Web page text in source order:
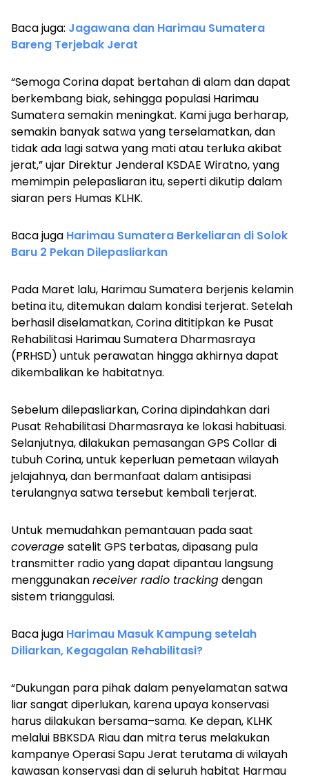
Baca juga: Jagawana dan Harimau Sumatera
Bareng Terjebak Jerat
“Semoga Corina dapat bertahan di alam dan dapat
berkembang biak, sehingga populasi Harimau
Sumatera semakin meningkat. Kami juga berharap,
semakin banyak satwa yang terselamatkan, dan
tidak ada lagi satwa yang mati atau terluka akibat
jerat,” ujar Direktur Jenderal KSDAE Wiratno, yang
memimpin pelepasliaran itu, seperti dikutip dalam
siaran pers Humas KLHK.
Baca juga Harimau Sumatera Berkeliaran di Solok
Baru 2 Pekan Dilepasliarkan
Pada Maret lalu, Harimau Sumatera berjenis kelamin
betina itu, ditemukan dalam kondisi terjerat. Setelah
berhasil diselamatkan, Corina dititipkan ke Pusat
Rehabilitasi Harimau Sumatera Dharmasraya
(PRHSD) untuk perawatan hingga akhirnya dapat
dikembalikan ke habitatnya.
Sebelum dilepasliarkan, Corina dipindahkan dari
Pusat Rehabilitasi Dharmasraya ke lokasi habituasi.
Selanjutnya, dilakukan pemasangan GPS Collar di
tubuh Corina, untuk keperluan pemetaan wilayah
jelajahnya, dan bermanfaat dalam antisipasi
terulangnya satwa tersebut kembali terjerat.
Untuk memudahkan pemantauan pada saat
coverage satelit GPS terbatas, dipasang pula
transmitter radio yang dapat dipantau langsung
menggunakanreceiver radio trackingdengan
sistem trianggulasi.
Baca juga Harimau Masuk Kampung setelah
Diliarkan, Kegagalan Rehabilitasi?
“Dukungan para pihak dalam penyelamatan satwa
liar sangat diperlukan, karena upaya konservasi
harus dilakukan bersama–sama. Ke depan, KLHK
melalui BBKSDA Riau dan mitra terus melakukan
kampanye Operasi Sapu Jerat terutama di wilayah
kawasan konservasi dan di seluruh habitat Harmau